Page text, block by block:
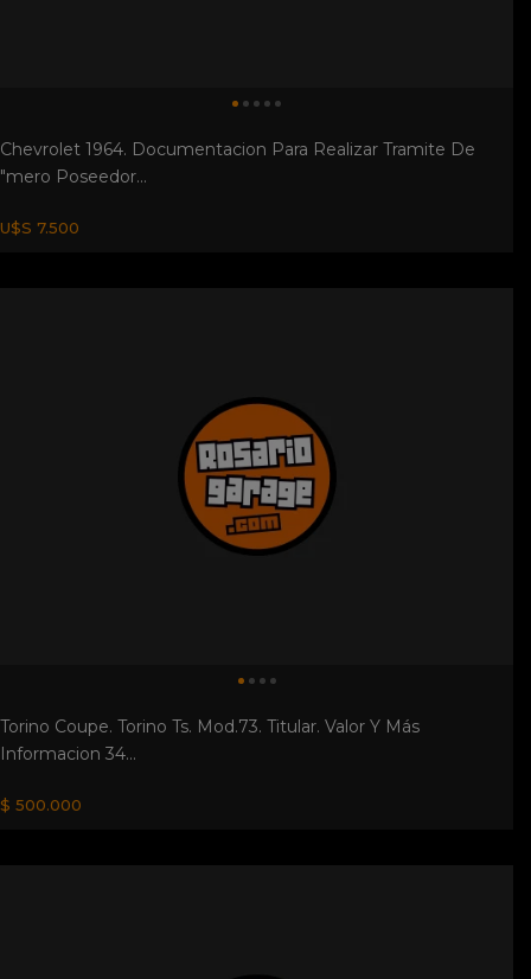
Chevrolet 1964. Documentacion Para Realizar Tramite De
"mero Poseedor...
U$S 7.500
Torino Coupe. Torino Ts. Mod.73. Titular. Valor Y Más
Informacion 34...
$ 500.000